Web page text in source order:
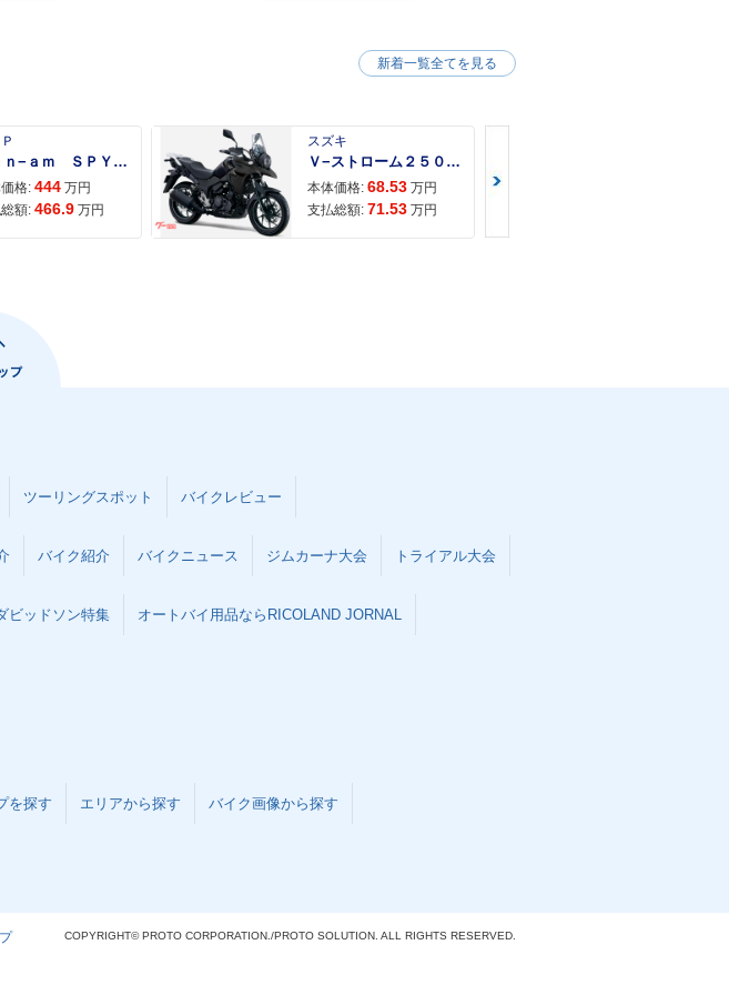
ｃａｎ−ａｍ ＳＰＹＤＥＲ ＲＴ ＬＩＭＩＴＥＤ
格: 444 万円
額: 466.9 万円
スズキ
Ｖ−ストローム２５０ ２６年モデル 水冷２気筒エンジン ＬＥＤヘッドライト標準装備
本体価格: 68.53 万円
支払総額: 71.53 万円
新着一覧全てを見る
ツーリングスポット バイクレビュー
バイク紹介 バイクニュース ジムカーナ大会 トライアル大会
ビッドソン特集 オートバイ用品ならRICOLAND JORNAL
を探す エリアから探す バイク画像から探す
COPYRIGHT© PROTO CORPORATION./PROTO SOLUTION. ALL RIGHTS RESERVED.